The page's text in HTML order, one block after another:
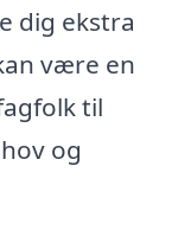
dig ekstra
være en
til
og